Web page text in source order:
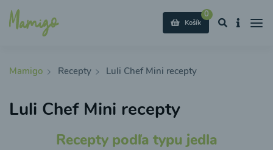
0
Košík
Mamigo Recepty Luli Chef Mini recepty
Luli Chef Mini recepty
Recepty podľa typu jedla